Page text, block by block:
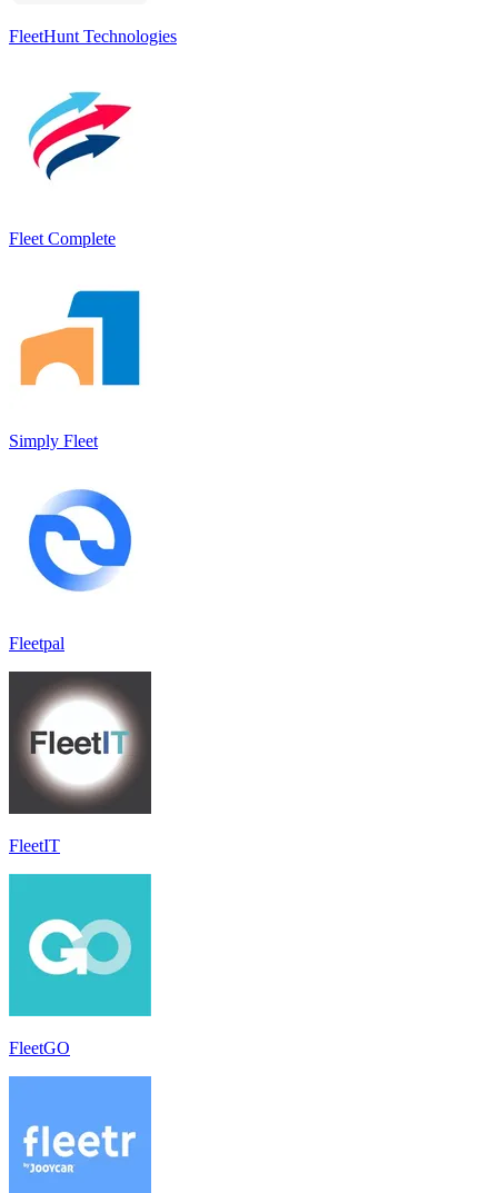
FleetHunt Technologies
Fleet Complete
Simply Fleet
Fleetpal
FleetIT
FleetGO